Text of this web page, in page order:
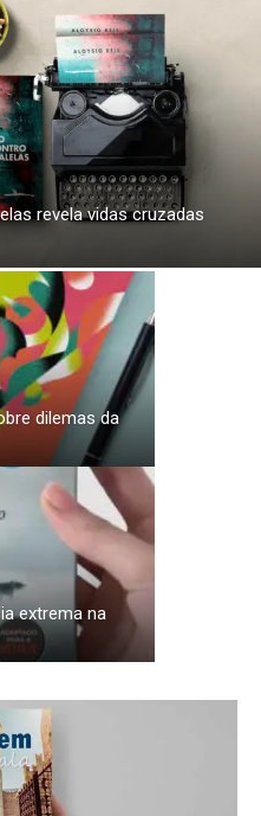
revela vidas cruzadas
dilemas da
extrema na